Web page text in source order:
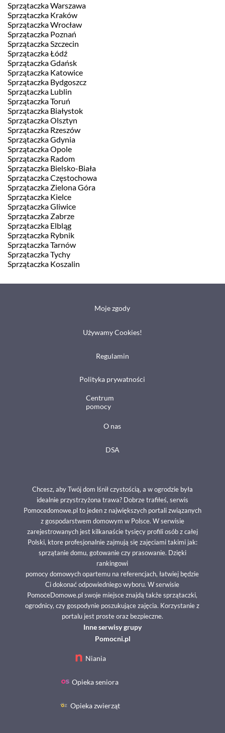
Sprzątaczka Warszawa
Sprzątaczka Kraków
Sprzątaczka Wrocław
Sprzątaczka Poznań
Sprzątaczka Szczecin
Sprzątaczka Łódź
Sprzątaczka Gdańsk
Sprzątaczka Katowice
Sprzątaczka Bydgoszcz
Sprzątaczka Lublin
Sprzątaczka Toruń
Sprzątaczka Białystok
Sprzątaczka Olsztyn
Sprzątaczka Rzeszów
Sprzątaczka Gdynia
Sprzątaczka Opole
Sprzątaczka Radom
Sprzątaczka Bielsko-Biała
Sprzątaczka Częstochowa
Sprzątaczka Zielona Góra
Sprzątaczka Kielce
Sprzątaczka Gliwice
Sprzątaczka Zabrze
Sprzątaczka Elbląg
Sprzątaczka Rybnik
Sprzątaczka Tarnów
Sprzątaczka Tychy
Sprzątaczka Koszalin
Moje zgody
Używamy Cookies!
Regulamin
Polityka prywatności
Centrum
pomocy
O nas
DSA
Chcesz, aby Twój dom lśnił czystością, a w ogrodzie była
idealnie przystrzyżona trawa? Dobrze trafiłeś, serwis
Pomocedomowe.pl to jeden z największych portali związanych
z gospodarstwem domowym w Polsce. W serwisie
zarejestrowanych jest kilkanaście tysięcy profili osób z całej
Polski, ktore profesjonalnie zajmują się zajęciami takimi jak:
sprzątanie domu, gotowanie czy prasowanie. Dzięki
rankingowi
pomocy domowych opartemu na referencjach, łatwiej będzie
Ci dokonać odpowiedniego wyboru. W serwisie
PomoceDomowe.pl swoje miejsce znajdą także sprzątaczki,
ogrodnicy, czy gospodynie poszukujące zajęcia. Korzystanie z
portalu jest proste oraz bezpieczne.
Niania
Opieka seniora
Opieka zwierząt
Inne serwisy grupy
Pomocni.pl